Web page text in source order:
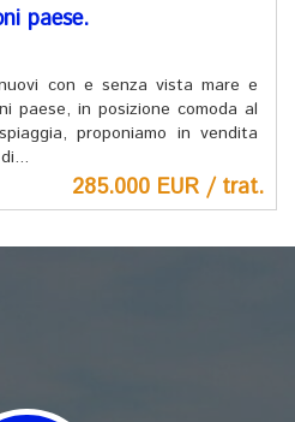
paese.
con e senza vista mare e
paese, in posizione comoda al
proponiamo in vendita
285.000 EUR / trat.